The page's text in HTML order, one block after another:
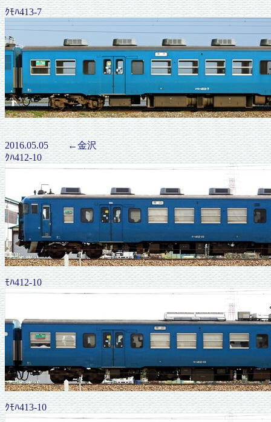
ｸﾓﾊ413-7
2016.05.05 ←金沢
ｸﾊ412-10
ﾓﾊ412-10
ｸﾓﾊ413-10